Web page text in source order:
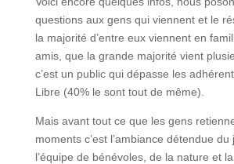
questions aux gens qui viennent et le
la majorité d’entre eux viennent en
amis, que la grande majorité vient
c’est un public qui dépasse les
Libre (40% le sont tout de même).
Mais avant tout ce que les gens
moments c’est l’ambiance détendue du
l’équipe de bénévoles, de la nature et